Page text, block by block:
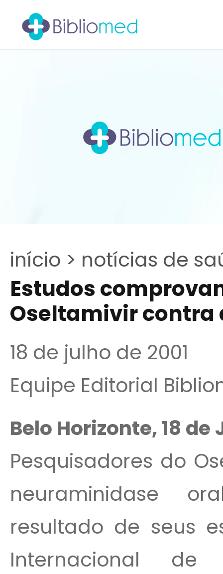
início > notícias de
Estudos
Oseltamivir contra
18 de julho de 2001
Equipe Editorial
Belo Horizonte, 18
Pesquisadores do
neuraminidase
resultado de seus
Internacional de